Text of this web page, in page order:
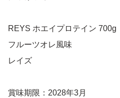
REYS ホエイプロテイン 700g
フルーツオレ風味
レイズ
賞味期限：2028年3月